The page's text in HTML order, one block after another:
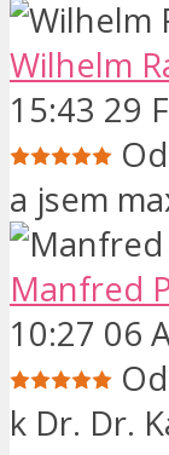
Wilhelm
15:43 29
a jsem
Manfred
10:27 06
k Dr. Dr.